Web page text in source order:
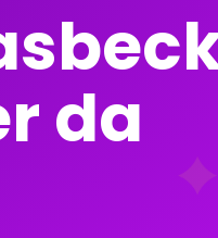
da